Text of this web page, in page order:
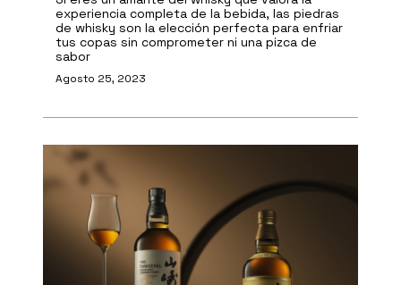
experiencia completa de la bebida, las piedras
de whisky son la elección perfecta para enfriar
tus copas sin comprometer ni una pizca de
sabor
Agosto 25, 2023